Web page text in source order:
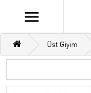
Üst Giyim